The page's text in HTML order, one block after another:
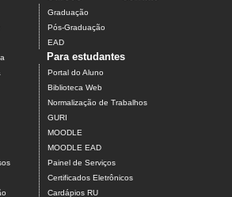
Graduação
Pós-Graduação
EAD
Para estudantes
Portal do Aluno
Biblioteca Web
Normalização de Trabalhos
GURI
MOODLE
MOODLE EAD
Painel de Serviços
Certificados Eletrônicos
Cardápios RU